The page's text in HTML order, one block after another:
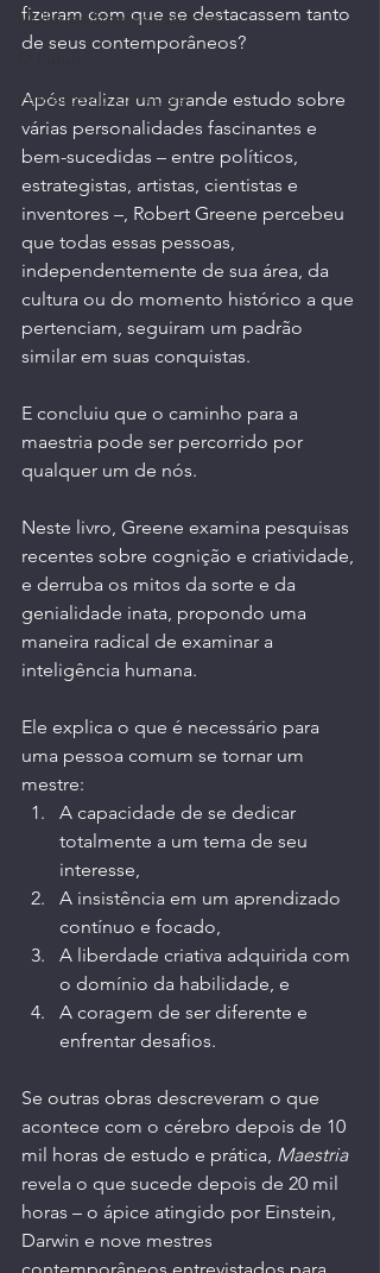
Mulheres Empreendedoras
Parceiros do Ctrl+Café
fizeram com que se destacassem tanto
de seus contemporâneos?
Após realizar um grande estudo sobre
várias personalidades fascinantes e
bem-sucedidas – entre políticos,
estrategistas, artistas, cientistas e
inventores –, Robert Greene percebeu
que todas essas pessoas,
independentemente de sua área, da
cultura ou do momento histórico a que
pertenciam, seguiram um padrão
similar em suas conquistas.
E concluiu que o caminho para a
maestria pode ser percorrido por
qualquer um de nós.
Neste livro, Greene examina pesquisas
recentes sobre cognição e criatividade,
e derruba os mitos da sorte e da
genialidade inata, propondo uma
maneira radical de examinar a
inteligência humana.
Ele explica o que é necessário para
uma pessoa comum se tornar um
mestre:
A capacidade de se dedicar
totalmente a um tema de seu
interesse,
A insistência em um aprendizado
contínuo e focado,
A liberdade criativa adquirida com
o domínio da habilidade, e
A coragem de ser diferente e
enfrentar desafios.
Se outras obras descreveram o que
acontece com o cérebro depois de 10
mil horas de estudo e prática, Maestria
revela o que sucede depois de 20 mil
horas – o ápice atingido por Einstein,
Darwin e nove mestres
contemporâneos entrevistados para